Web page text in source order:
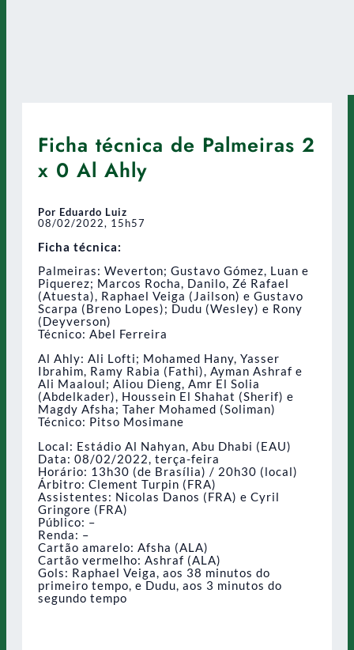
Ficha técnica de Palmeiras 2
x 0 Al Ahly
Por Eduardo Luiz
08/02/2022, 15h57
Ficha técnica:
Palmeiras: Weverton; Gustavo Gómez, Luan e
Piquerez; Marcos Rocha, Danilo, Zé Rafael
(Atuesta), Raphael Veiga (Jailson) e Gustavo
Scarpa (Breno Lopes); Dudu (Wesley) e Rony
(Deyverson)
Técnico: Abel Ferreira
Al Ahly: Ali Lofti; Mohamed Hany, Yasser
Ibrahim, Ramy Rabia (Fathi), Ayman Ashraf e
Ali Maaloul; Aliou Dieng, Amr El Solia
(Abdelkader), Houssein El Shahat (Sherif) e
Magdy Afsha; Taher Mohamed (Soliman)
Técnico: Pitso Mosimane
Local: Estádio Al Nahyan, Abu Dhabi (EAU)
Data: 08/02/2022, terça-feira
Horário: 13h30 (de Brasília) / 20h30 (local)
Árbitro: Clement Turpin (FRA)
Assistentes: Nicolas Danos (FRA) e Cyril
Gringore (FRA)
Público: –
Renda: –
Cartão amarelo: Afsha (ALA)
Cartão vermelho: Ashraf (ALA)
Gols: Raphael Veiga, aos 38 minutos do
primeiro tempo, e Dudu, aos 3 minutos do
segundo tempo